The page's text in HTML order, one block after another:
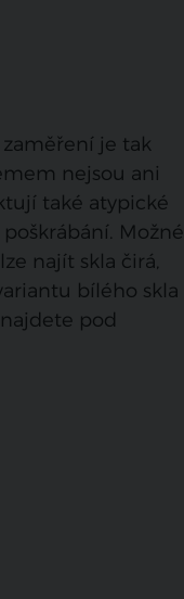
je tak
nejsou ani
také atypické
Možné
najít skla čirá,
bílého skla
pod